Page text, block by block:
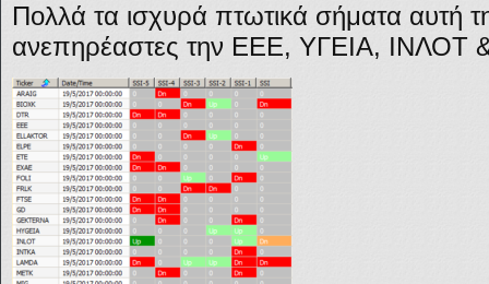
Πολλά τα ισχυρά πτωτικά σήματα αυτή
ανεπηρέαστες την ΕΕΕ, ΥΓΕΙΑ, ΙΝΛΟΤ